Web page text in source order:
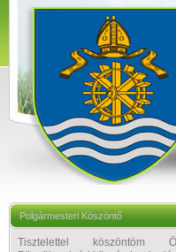
Polgármesteri Köszöntő
Tisztelettel köszöntöm